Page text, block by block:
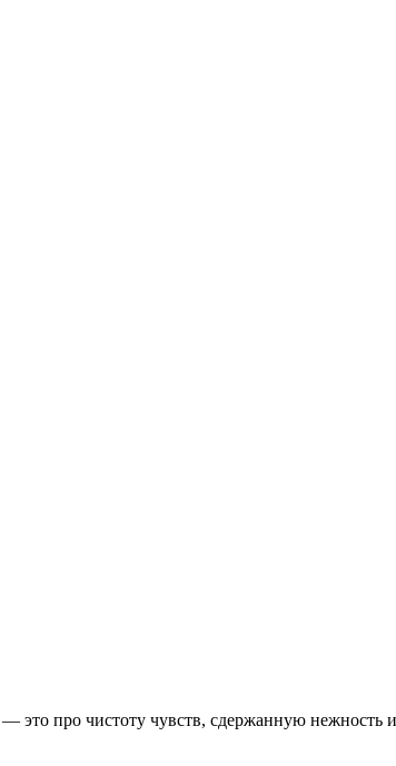
это про чистоту чувств, сдержанную нежность